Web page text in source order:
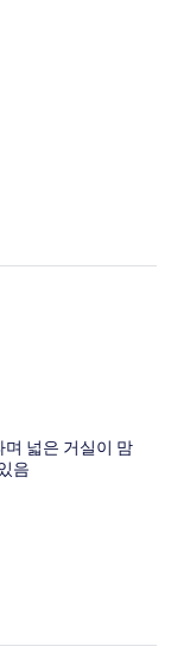
넓은 거실이 맘
음